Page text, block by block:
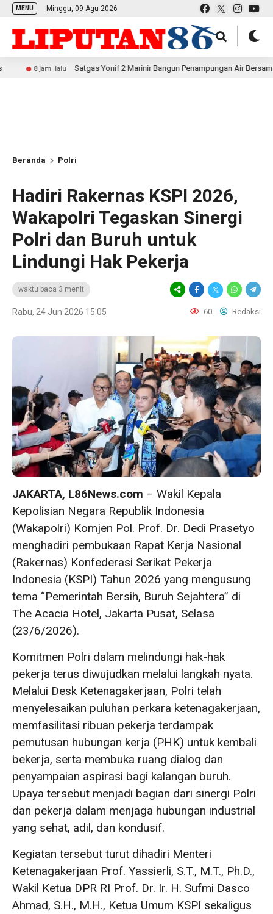
MENU Minggu, 09 Agu 2026
lalu Satgas Yonif 2 Marinir Bangun Penampungan Air Bersama Masyarakat
Beranda Polri
Hadiri Rakernas KSPI 2026,
Wakapolri Tegaskan Sinergi
Polri dan Buruh untuk
Lindungi Hak Pekerja
waktu baca 3 menit
Rabu, 24 Jun 2026 15:05 60 Redaksi
JAKARTA, L86News.com – Wakil Kepala
Kepolisian Negara Republik Indonesia
(Wakapolri) Komjen Pol. Prof. Dr. Dedi Prasetyo
menghadiri pembukaan Rapat Kerja Nasional
(Rakernas) Konfederasi Serikat Pekerja
Indonesia (KSPI) Tahun 2026 yang mengusung
tema “Pemerintah Bersih, Buruh Sejahtera” di
The Acacia Hotel, Jakarta Pusat, Selasa
(23/6/2026).
Komitmen Polri dalam melindungi hak-hak
pekerja terus diwujudkan melalui langkah nyata.
Melalui Desk Ketenagakerjaan, Polri telah
menyelesaikan puluhan perkara ketenagakerjaan,
memfasilitasi ribuan pekerja terdampak
pemutusan hubungan kerja (PHK) untuk kembali
bekerja, serta membuka ruang dialog dan
penyampaian aspirasi bagi kalangan buruh.
Upaya tersebut menjadi bagian dari sinergi Polri
dan pekerja dalam menjaga hubungan industrial
yang sehat, adil, dan kondusif.
Kegiatan tersebut turut dihadiri Menteri
Ketenagakerjaan Prof. Yassierli, S.T., M.T., Ph.D.,
Wakil Ketua DPR RI Prof. Dr. Ir. H. Sufmi Dasco
Ahmad, S.H., M.H., Ketua Umum KSPI sekaligus